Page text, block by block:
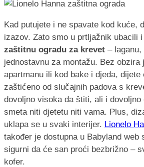
Kad putujete i ne spavate kod kuće,
izazov. Zato smo u prtljažnik ubacili i
zaštitnu ogradu za krevet –
jednostavnu za montažu. Bez obzira
apartmanu ili kod bake i djeda, dijete
zaštićeno od slučajnih padova s
dovoljno visoka da štiti, ali i dovoljno
smeta niti djetetu niti vama. Plus,
uklapa se u svaki interijer. Lionelo
također je dostupna u Babyland web
sigurni da će san proći bezbrižno –
kofer.